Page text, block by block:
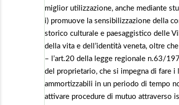
miglior utilizzazione, anche mediante
i) promuove la sensibilizzazione della
storico culturale e paesaggistico delle
della vita e dell’identità veneta, oltre
– l’art.20 della legge regionale n.63/
del proprietario, che si impegna di fare
ammortizzabili in un periodo di tempo
attivare procedure di mutuo attraverso